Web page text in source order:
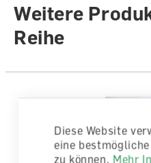
Illustratoren
Weitere
Reihe
Diese Website
eine
zu können. Mehr